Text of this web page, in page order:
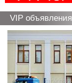
VIP объявления